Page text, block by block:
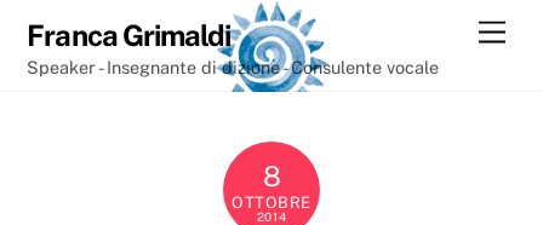
content
Franca Grimaldi
Speaker - Insegnante di dizione - Consulente vocale
8
OTTOBRE
2014